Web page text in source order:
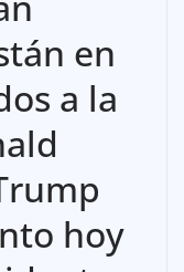
en
a la
hoy